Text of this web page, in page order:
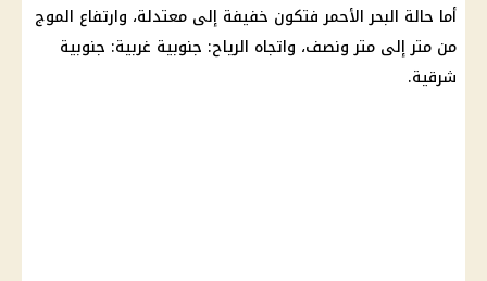
أما حالة البحر الأحمر فتكون خفيفة إلى معتدلة، وارتفاع الموج
من متر إلى متر ونصف، واتجاه الرياح: جنوبية غربية: جنوبية
شرقية.